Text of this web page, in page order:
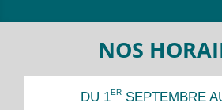
NOS
DU 1ER SEPTEMBRE